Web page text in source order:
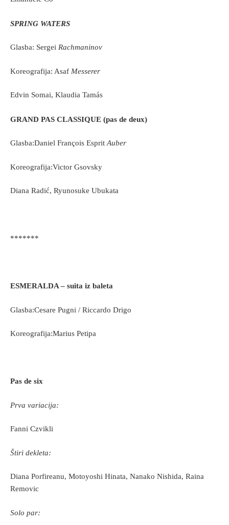
SPRING WATERS
Glasba: Sergei Rachmaninov
Koreografija: Asaf Messerer
Edvin Somai, Klaudia Tamás
GRAND PAS CLASSIQUE (pas de deux)
Glasba:Daniel François Esprit Auber
Koreografija:Victor Gsovsky
Diana Radić, Ryunosuke Ubukata
*******
ESMERALDA – suita iz baleta
Glasba:Cesare Pugni / Riccardo Drigo
Koreografija:Marius Petipa
Pas de six
Prva variacija:
Fanni Czvikli
Štiri dekleta:
Diana Porfireanu, Motoyoshi Hinata, Nanako Nishida, Raina
Removic
Solo par: